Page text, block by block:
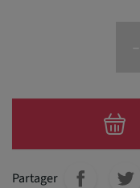
Partager